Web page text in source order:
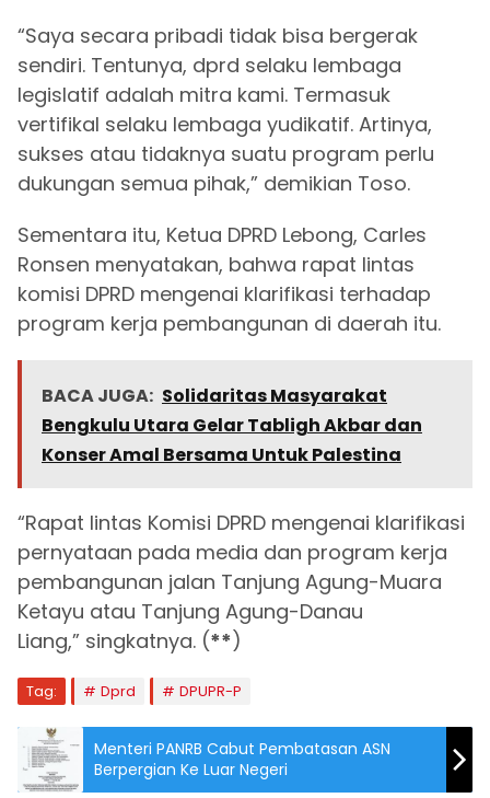
“Saya secara pribadi tidak bisa bergerak
sendiri. Tentunya, dprd selaku lembaga
legislatif adalah mitra kami. Termasuk
vertifikal selaku lembaga yudikatif. Artinya,
sukses atau tidaknya suatu program perlu
dukungan semua pihak,” demikian Toso.
Sementara itu, Ketua DPRD Lebong, Carles
Ronsen menyatakan, bahwa rapat lintas
komisi DPRD mengenai klarifikasi terhadap
program kerja pembangunan di daerah itu.
BACA JUGA: Solidaritas Masyarakat
Bengkulu Utara Gelar Tabligh Akbar dan
Konser Amal Bersama Untuk Palestina
“Rapat lintas Komisi DPRD mengenai klarifikasi
pernyataan pada media dan program kerja
pembangunan jalan Tanjung Agung-Muara
Ketayu atau Tanjung Agung-Danau
Liang,” singkatnya. (**)
Tag: Dprd DPUPR-P
Menteri PANRB Cabut Pembatasan ASN
Berpergian Ke Luar Negeri